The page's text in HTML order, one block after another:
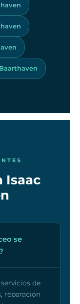
Isaac
se
de
reparación